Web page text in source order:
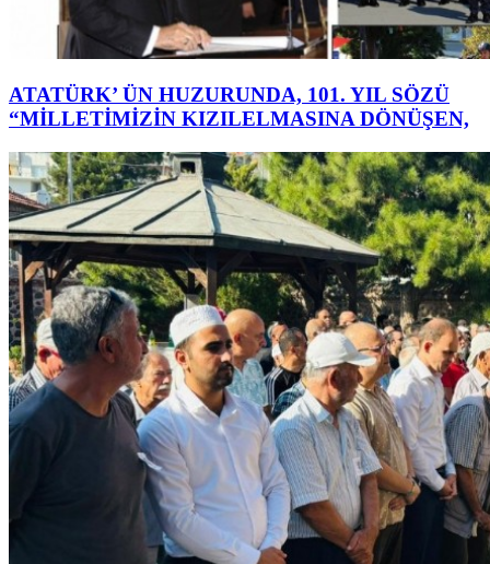
ATATÜRK’ ÜN HUZURUNDA, 101. YIL SÖZÜ
“MİLLETİMİZİN KIZILELMASINA DÖNÜŞEN,